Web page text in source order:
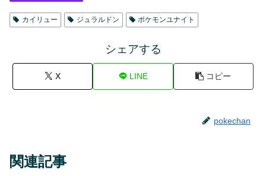
カイリュー ジュラルドン ポケモンユナイト
シェアする
X LINE コピー
pokechan
関連記事